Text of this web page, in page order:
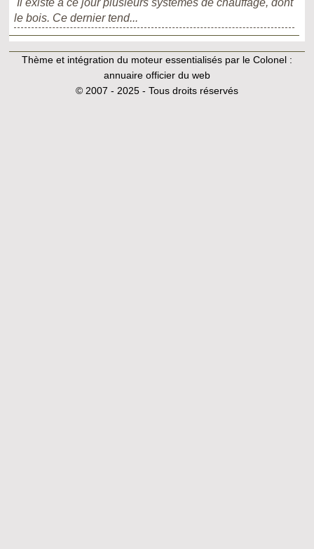
le bois. Ce dernier tend...
Thème et intégration du moteur essentialisés par le Colonel :
annuaire officier du web
© 2007 - 2025 - Tous droits réservés